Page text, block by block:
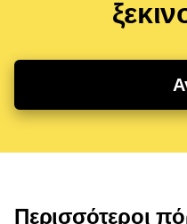
Περισσότεροι